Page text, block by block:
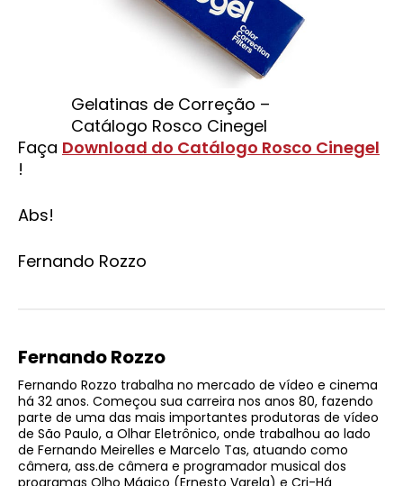
Gelatinas de Correção –
Catálogo Rosco Cinegel
Faça Download do Catálogo Rosco Cinegel
!
Abs!
Fernando Rozzo
Fernando Rozzo
Fernando Rozzo trabalha no mercado de vídeo e cinema
há 32 anos. Começou sua carreira nos anos 80, fazendo
parte de uma das mais importantes produtoras de vídeo
de São Paulo, a Olhar Eletrônico, onde trabalhou ao lado
de Fernando Meirelles e Marcelo Tas, atuando como
câmera, ass.de câmera e programador musical dos
programas Olho Mágico (Ernesto Varela) e Cri-Há